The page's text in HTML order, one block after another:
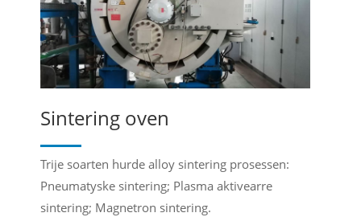
Sintering oven
Trije soarten hurde alloy sintering prosessen:
Pneumatyske sintering; Plasma aktivearre
sintering; Magnetron sintering.